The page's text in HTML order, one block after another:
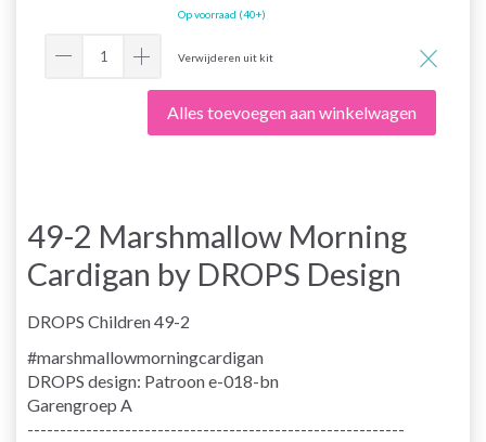
Op voorraad (40+)
Verwijderen uit kit
Alles toevoegen aan winkelwagen
49-2 Marshmallow Morning
Cardigan by DROPS Design
DROPS Children 49-2
#marshmallowmorningcardigan
DROPS design: Patroon e-018-bn
Garengroep A
----------------------------------------------------------